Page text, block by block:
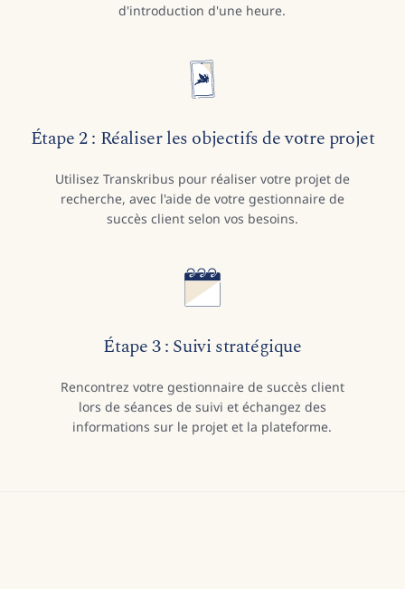
d'introduction d'une heure.
Étape 2 : Réaliser les objectifs de votre projet
Utilisez Transkribus pour réaliser votre projet de
recherche, avec l'aide de votre gestionnaire de
succès client selon vos besoins.
Étape 3 : Suivi stratégique
Rencontrez votre gestionnaire de succès client
lors de séances de suivi et échangez des
informations sur le projet et la plateforme.